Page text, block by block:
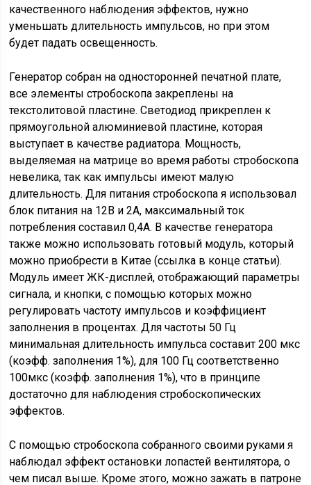
качественного наблюдения эффектов, нужно
уменьшать длительность импульсов, но при этом
будет падать освещенность.
Генератор собран на односторонней печатной плате,
все элементы стробоскопа закреплены на
текстолитовой пластине. Светодиод прикреплен к
прямоугольной алюминиевой пластине, которая
выступает в качестве радиатора. Мощность,
выделяемая на матрице во время работы стробоскопа
невелика, так как импульсы имеют малую
длительность. Для питания стробоскопа я использовал
блок питания на 12В и 2А, максимальный ток
потребления составил 0,4А. В качестве генератора
также можно использовать готовый модуль, который
можно приобрести в Китае (ссылка в конце статьи).
Модуль имеет ЖК-дисплей, отображающий параметры
сигнала, и кнопки, с помощью которых можно
регулировать частоту импульсов и коэффициент
заполнения в процентах. Для частоты 50 Гц
минимальная длительность импульса составит 200 мкс
(коэфф. заполнения 1%), для 100 Гц соответственно
100мкс (коэфф. заполнения 1%), что в принципе
достаточно для наблюдения стробоскопических
эффектов.
С помощью стробоскопа собранного своими руками я
наблюдал эффект остановки лопастей вентилятора, о
чем писал выше. Кроме этого, можно зажать в патроне